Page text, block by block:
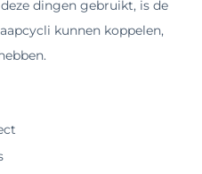
dingen gebruikt, is de
kunnen koppelen,